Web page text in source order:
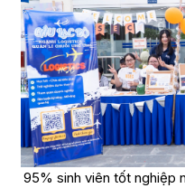
95% sinh viên tốt nghiệp